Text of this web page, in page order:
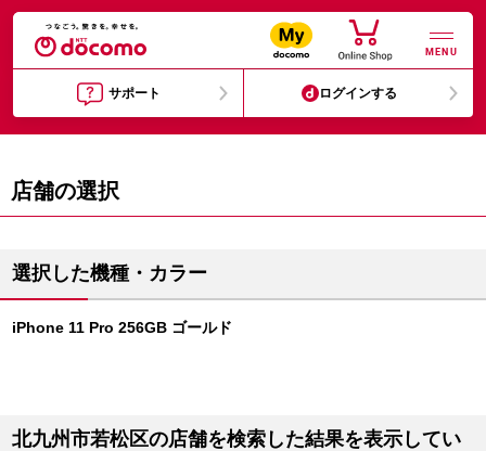
MENU
サポート ログインする
店舗の選択
選択した機種・カラー
iPhone 11 Pro 256GB ゴールド
北九州市若松区の店舗を検索した結果を表示してい